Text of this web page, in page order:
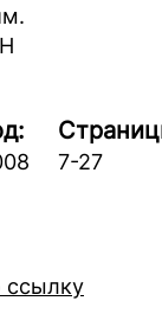
7-27
ссылку